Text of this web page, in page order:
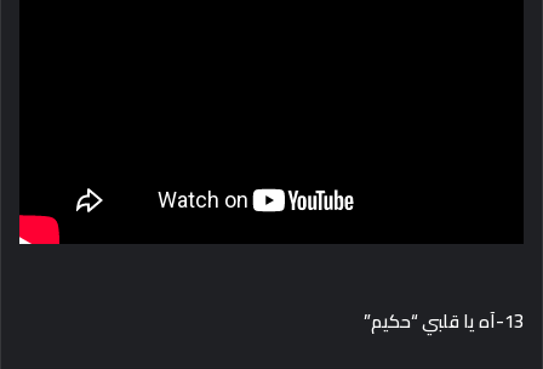
13-آه يا قلبي “حكيم”